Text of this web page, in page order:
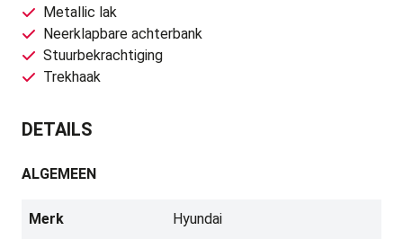
Metallic lak
Neerklapbare achterbank
Stuurbekrachtiging
Trekhaak
DETAILS
ALGEMEEN
Merk Hyundai